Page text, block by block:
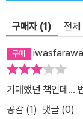
진정한 전통의 기
랑카, 멕시코, 아랍
고, 역사와 예술이
주었다. 이어 사유
화의 죽음, 미술관
구매자 (1) 전
기대했던 책인데...
공감 (1) 댓글 (0)